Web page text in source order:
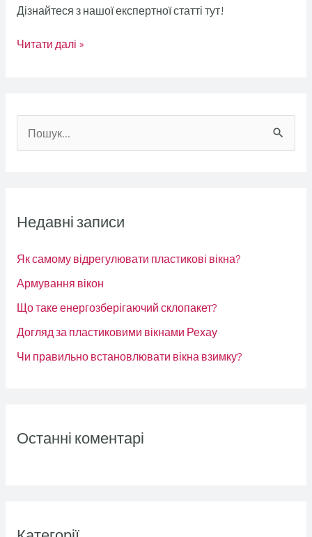
Дізнайтеся з нашої експертної статті тут!
Читати далі »
т
:
Недавні записи
Як самому відрегулювати пластикові вікна?
Армування вікон
Що таке енергозберігаючий склопакет?
Догляд за пластиковими вікнами Рехау
Чи правильно встановлювати вікна взимку?
Останні коментарі